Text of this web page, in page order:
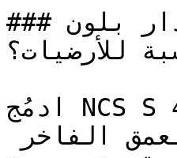
### إذا كان الجدار بلون NCS S 4030-R40B، فما هي
للأرضيات؟
ادمُج NCS S 4030-R40B مع اللون العاجي الدافئ والجوز